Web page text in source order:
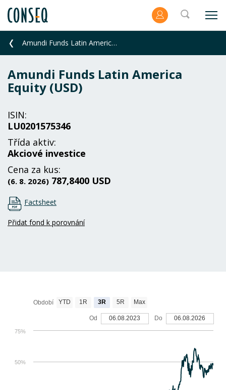
Amundi Funds Latin America Equity (USD)
Amundi Funds Latin America
Equity (USD)
ISIN:
LU0201575346
Třída aktiv:
Akciové investice
Cena za kus:
(6. 8. 2026) 787,8400 USD
Factsheet
Přidat fond k porovnání
50%
75%
Období YTD 1R 3R 5R Max
Od 06.08.2023 Do 06.08.2026